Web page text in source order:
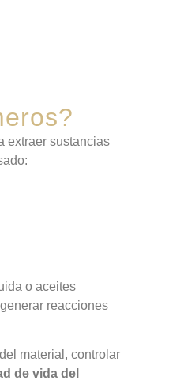
extraer sustancias
o aceites
reacciones
material, controlar
de vida del